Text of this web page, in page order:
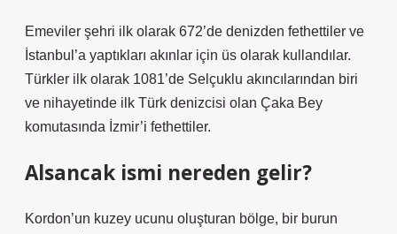
Emeviler şehri ilk olarak 672’de denizden fethettiler ve
İstanbul’a yaptıkları akınlar için üs olarak kullandılar.
Türkler ilk olarak 1081’de Selçuklu akıncılarından biri
ve nihayetinde ilk Türk denizcisi olan Çaka Bey
komutasında İzmir’i fethettiler.
Alsancak ismi nereden gelir?
Kordon’un kuzey ucunu oluşturan bölge, bir burun